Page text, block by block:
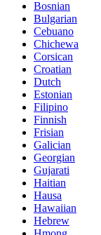
Bosnian
Bulgarian
Cebuano
Chichewa
Corsican
Croatian
Dutch
Estonian
Filipino
Finnish
Frisian
Galician
Georgian
Gujarati
Haitian
Hausa
Hawaiian
Hebrew